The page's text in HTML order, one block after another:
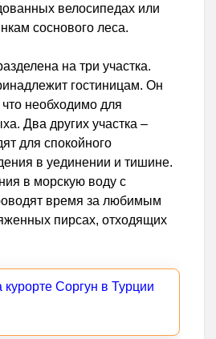
велосипедах или
соснового леса.
на три участка.
гостиницам. Он
необходимо для
Два других участка –
для спокойного
в уединении и тишине.
в морскую воду с
время за любимым
пирсах, отходящих
Соргун в Турции